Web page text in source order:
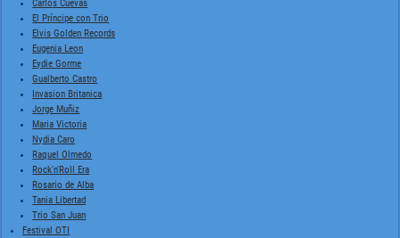
Carlos Cuevas
El Príncipe con Trio
Elvis Golden Records
Eugenia Leon
Eydie Gorme
Gualberto Castro
Invasion Britanica
Jorge Muñiz
Maria Victoria
Nydia Caro
Raquel Olmedo
Rock'n'Roll Era
Rosario de Alba
Tania Libertad
Trio San Juan
Festival OTI